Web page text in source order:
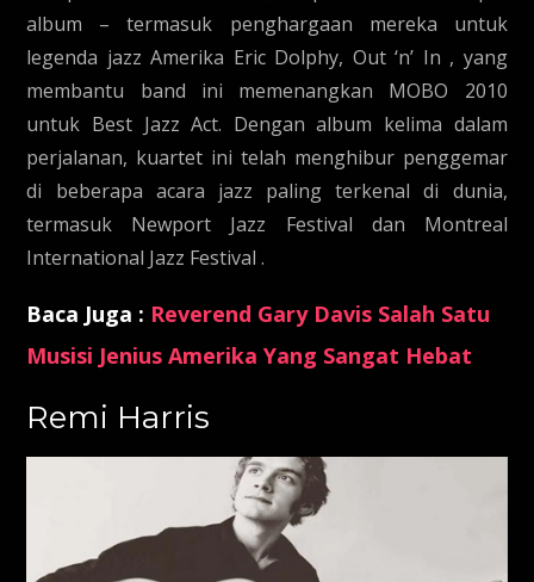
album – termasuk penghargaan mereka untuk
legenda jazz Amerika Eric Dolphy, Out ‘n’ In , yang
membantu band ini memenangkan MOBO 2010
untuk Best Jazz Act. Dengan album kelima dalam
perjalanan, kuartet ini telah menghibur penggemar
di beberapa acara jazz paling terkenal di dunia,
termasuk Newport Jazz Festival dan Montreal
International Jazz Festival .
Baca Juga : Reverend Gary Davis Salah Satu
Musisi Jenius Amerika Yang Sangat Hebat
Remi Harris